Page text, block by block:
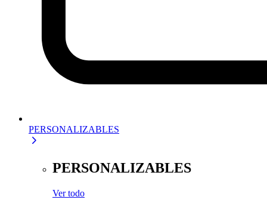
PERSONALIZABLES
PERSONALIZABLES
Ver todo